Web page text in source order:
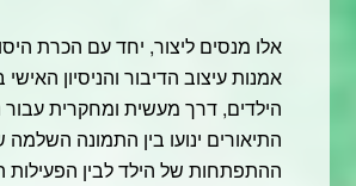
אלו מנסים ליצור, יחד עם הכרת
אמנות עיצוב הדיבור והניסיון
הילדים, דרך מעשית ומחקרית
התיאורים ינועו בין התמונה
ההתפתחות של הילד לבין הפעילות